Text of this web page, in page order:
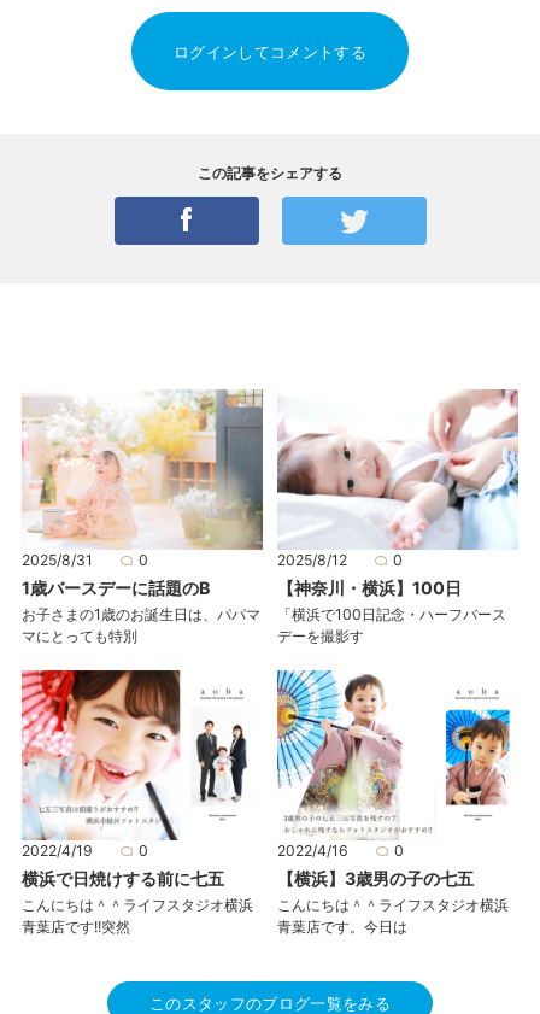
ログインしてコメントする
この記事をシェアする
2025/8/31 0
1歳バースデーに話題のB
お子さまの1歳のお誕生日は、パパマ
マにとっても特別
2025/8/12 0
【神奈川・横浜】100日
「横浜で100日記念・ハーフバース
デーを撮影す
2022/4/19 0
横浜で日焼けする前に七五
こんにちは＾＾ライフスタジオ横浜
青葉店です!!突然
2022/4/16 0
【横浜】3歳男の子の七五
こんにちは＾＾ライフスタジオ横浜
青葉店です。今日は
このスタッフのブログ一覧をみる